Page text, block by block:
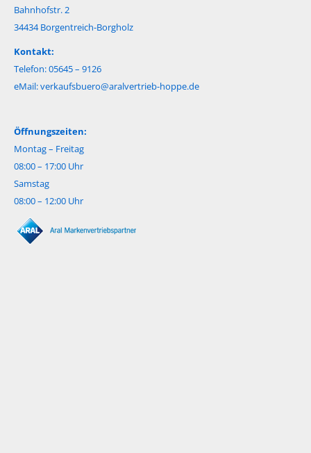
Bahnhofstr. 2
34434 Borgentreich-Borgholz
Kontakt:
Telefon: 05645 – 9126
eMail:verkaufsbuero@aralvertrieb-hoppe.de
Öffnungszeiten:
Montag – Freitag
08:00 – 17:00 Uhr
Samstag
08:00 – 12:00 Uhr